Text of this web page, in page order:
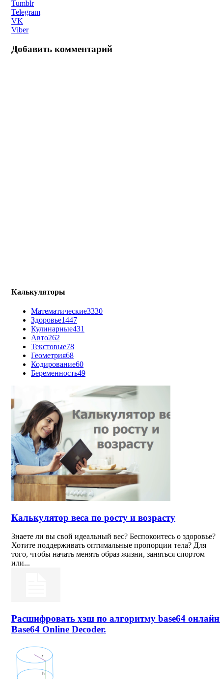
Tumblr
Telegram
VK
Viber
Добавить комментарий
Калькуляторы
Математические3330
Здоровье1447
Кулинарные431
Авто262
Текстовые78
Геометрия68
Кодирование60
Беременность49
Калькулятор веса по росту и возрасту
Знаете ли вы свой идеальный вес? Беспокоитесь о здоровье?
Хотите поддерживать оптимальные пропорции тела? Для
того, чтобы начать менять образ жизни, заняться спортом
или...
Расшифровать хэш по алгоритму base64
Base64 Online Decoder.